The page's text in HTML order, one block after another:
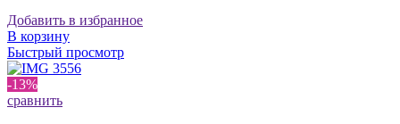
Добавить в избранное
В корзину
Быстрый просмотр
-13%
сравнить